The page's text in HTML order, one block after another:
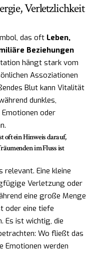
Verletzlichkeit
das oft Leben,
Beziehungen
hängt stark vom
Assoziationen
Blut kann Vitalität
dunkles,
oder
oft ein Hinweis darauf,
im Fluss ist
Eine kleine
Verletzung oder
eine große Menge
oder eine tiefe
Es ist wichtig, die
Wo fließt das
Emotionen werden